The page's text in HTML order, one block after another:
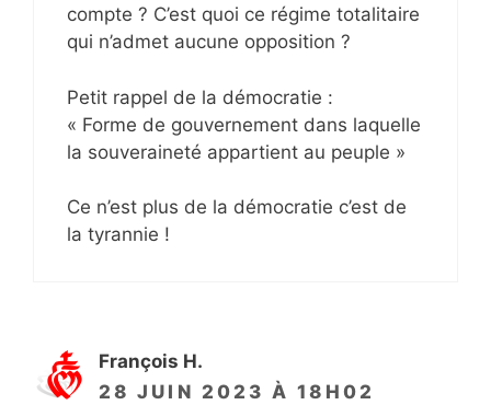
compte ? C’est quoi ce régime totalitaire
qui n’admet aucune opposition ?
Petit rappel de la démocratie :
« Forme de gouvernement dans laquelle
la souveraineté appartient au peuple »
Ce n’est plus de la démocratie c’est de
la tyrannie !
François H.
28 JUIN 2023 À 18H02